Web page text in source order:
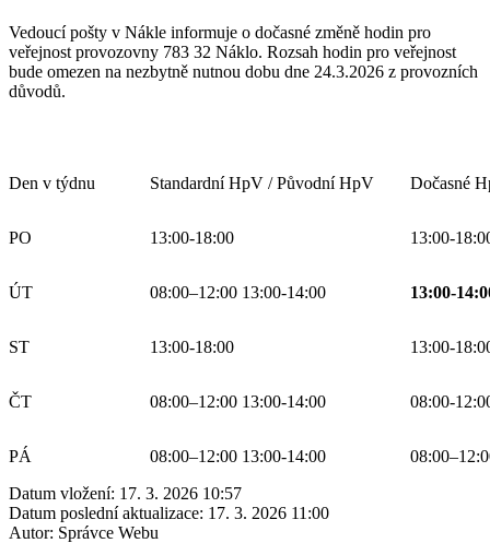
Vedoucí pošty v Nákle informuje o dočasné změně hodin pro
veřejnost provozovny 783 32 Náklo. Rozsah hodin pro veřejnost
bude omezen na nezbytně nutnou dobu dne 24.3.2026 z provozních
důvodů.
Den v týdnu Standardní HpV / Původní HpV Dočasné
PO 13:00-18:00 13:00-
ÚT 08:00–12:00 13:00-14:00 13:00-
ST 13:00-18:00 13:00-
ČT 08:00–12:00 13:00-14:00 08:00-
PÁ 08:00–12:00 13:00-14:00
Datum vložení: 17. 3. 2026 10:57
Datum poslední aktualizace: 17. 3. 2026 11:00
Autor: Správce Webu